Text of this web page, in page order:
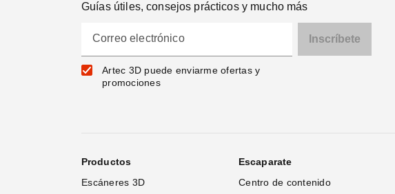
Guías útiles, consejos prácticos y mucho más
Correo electrónico
Artec 3D puede enviarme ofertas y
promociones
Productos
Escáneres 3D
Escaparate
Centro de contenido